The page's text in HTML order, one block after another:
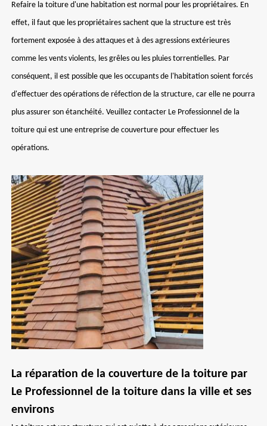
Refaire la toiture d'une habitation est normal pour les propriétaires. En
effet, il faut que les propriétaires sachent que la structure est très
fortement exposée à des attaques et à des agressions extérieures
comme les vents violents, les grêles ou les pluies torrentielles. Par
conséquent, il est possible que les occupants de l'habitation soient forcés
d'effectuer des opérations de réfection de la structure, car elle ne pourra
plus assurer son étanchéité. Veuillez contacter Le Professionnel de la
toiture qui est une entreprise de couverture pour effectuer les
opérations.
La réparation de la couverture de la toiture par
Le Professionnel de la toiture dans la ville et ses
environs